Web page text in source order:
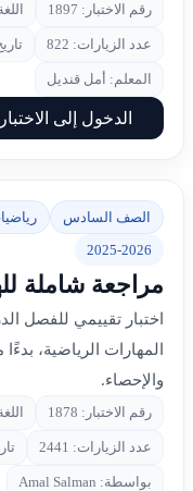
رقم الاختبار: 1897
عدد الزيارات: 822 تاريخ
المعلم: أمل قنديل
الدخول إلى الاختبار
الصف السادس
2025-2026
مراجعة شاملة
اختبار تقييمي للفصل
المهارات الرياضية،
والإحصاء.
رقم الاختبار: 1878
عدد الزيارات: 2441
بواسطة: Amal Salman